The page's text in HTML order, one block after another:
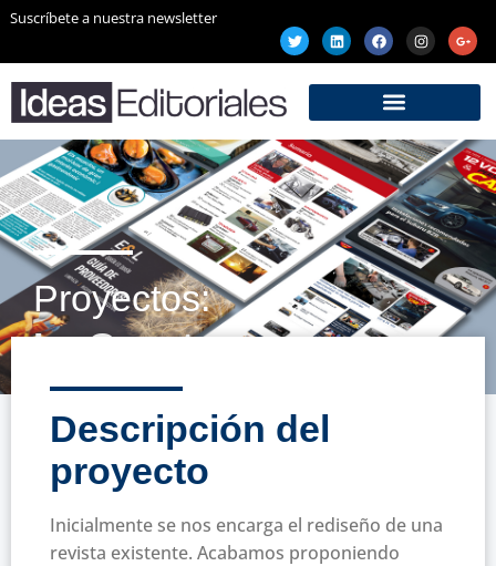
Suscríbete a nuestra newsletter
Proyectos:
La Geneta
Descripción del
proyecto
Inicialmente se nos encarga el rediseño de una
revista existente. Acabamos proponiendo